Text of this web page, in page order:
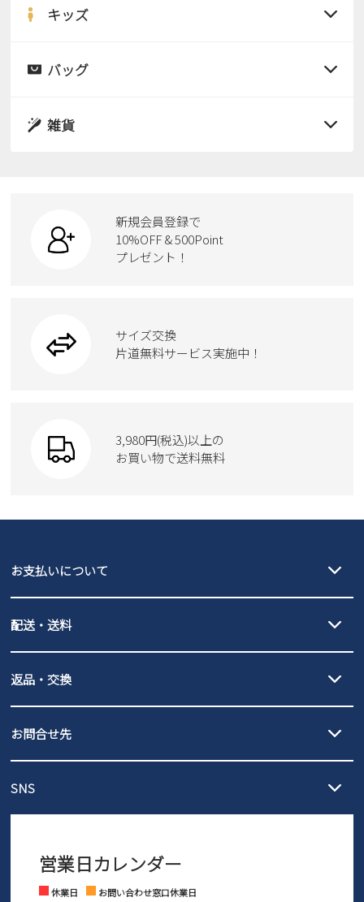
サンダル
スニーカー
カジュアルシューズ
ワークシューズ
ウェア
moz
サンダル
ローファー
ブーツ
Parade
GAP
キッズ
サンダル
スクール
new balance
瞬足
バッグ
ボディバッグ
ハンドバッグ
トートバッグ
雑貨
ケア用品
新規会員登録で
10%OFF & 500Point
プレゼント！
サイズ交換
片道無料サービス実施中！
3,980円(税込)以上の
お買い物で送料無料
お支払いについて
PayPay（オンライン決済）、代金引換のご利用が可能です。
配送・送料
北海道・本州・四国・九州…550円
3,980円（税込）以上お買い上げで送料無料
発送日・送料詳細については
ご利用ください。
全国一律…220円（税込）
発送日・送料詳細についてはご利用ガイドを
ご利用ください。
返品・交換
の片道無料サービスを実施中！
ントとしても安心してご利用いただけるよう、サイズ交換の受付期
さい。
お問合せ先
営業時間：11時～17時
※土日祝はお問い合わせ窓口休業日となります。
SNS
Facebook Instagram
営業日カレンダー
休業日
お問い合わせ窓口休業日